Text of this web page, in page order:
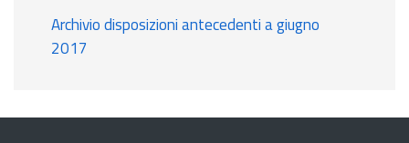
Archivio disposizioni antecedenti a giugno
2017